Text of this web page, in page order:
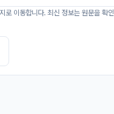
로 이동합니다. 최신 정보는 원문을 확